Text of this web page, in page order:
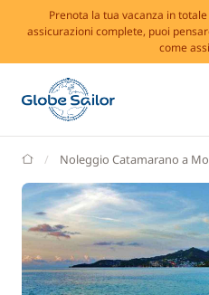
Prenota la tua vacanza in
assicurazioni complete, puoi
come
GlobeSailor
Noleggio Catamarano a